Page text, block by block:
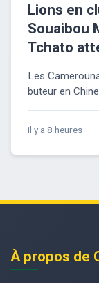
Lions en
Souaibou
Tchato
Les
buteur en
il y a 8 heures
À propos de